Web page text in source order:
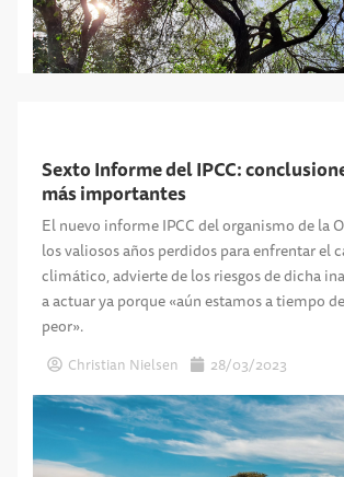
Sexto Informe del IPCC:
más importantes
El nuevo informe IPCC del organismo de la
los valiosos años perdidos para enfrentar el
climático, advierte de los riesgos de dicha
a actuar ya porque «aún estamos a tiempo
peor».
Christian Nielsen 28/03/2023